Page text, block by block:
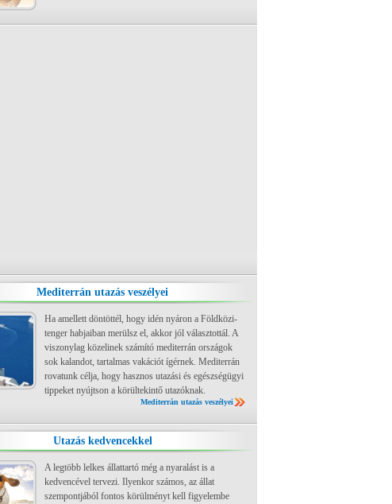
Mediterrán utazás veszélyei
Ha amellett döntöttél, hogy idén nyáron a Földközi-
tenger habjaiban merülsz el, akkor jól választottál. A
viszonylag közelinek számító mediterrán országok
sok kalandot, tartalmas vakációt ígérnek. Mediterrán
rovatunk célja, hogy hasznos utazási és egészségügyi
tippeket nyújtson a körültekintő utazóknak.
Mediterrán utazás veszélyei
Utazás kedvencekkel
A legtöbb lelkes állattartó még a nyaralást is a
kedvencével tervezi. Ilyenkor számos, az állat
szempontjából fontos körülményt kell figyelembe